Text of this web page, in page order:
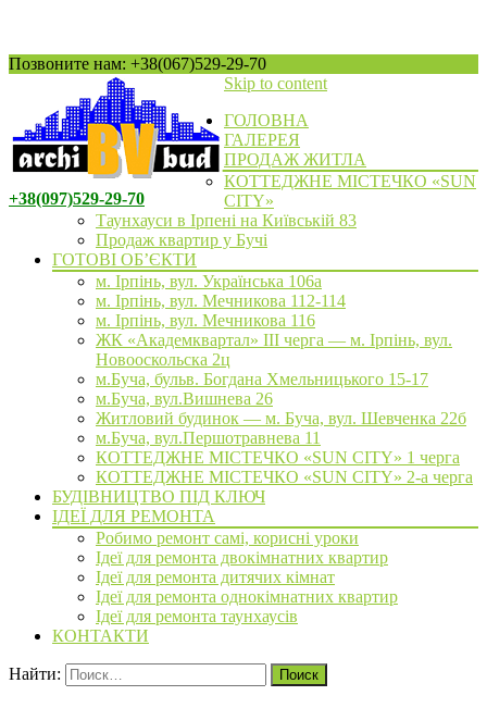
Позвоните нам: +38(067)529-29-70
+38(097)529-29-70
Skip to content
ГОЛОВНА
ГАЛЕРЕЯ
ПРОДАЖ ЖИТЛА
КОТТЕДЖНЕ МІСТЕЧКО «SUN
CITY»
Таунхауси в Ірпені на Київській 83
Продаж квартир у Бучі
ГОТОВІ ОБ’ЄКТИ
м. Ірпінь, вул. Українська 106а
м. Ірпінь, вул. Мечникова 112-114
м. Ірпінь, вул. Мечникова 116
ЖК «Академквартал» III черга — м. Ірпінь, вул.
Новооскольска 2ц
м.Буча, бульв. Богдана Хмельницького 15-17
м.Буча, вул.Вишнева 26
Житловий будинок — м. Буча, вул. Шевченка 22б
м.Буча, вул.Першотравнева 11
КОТТЕДЖНЕ МІСТЕЧКО «SUN CITY» 1 черга
КОТТЕДЖНЕ МІСТЕЧКО «SUN CITY» 2-а черга
БУДІВНИЦТВО ПІД КЛЮЧ
ІДЕЇ ДЛЯ РЕМОНТА
Робимо ремонт самі, корисні уроки
Ідеї для ремонта двокімнатних квартир
Ідеї для ремонта дитячих кімнат
Ідеї для ремонта однокімнатних квартир
Ідеї для ремонта таунхаусів
КОНТАКТИ
Найти: